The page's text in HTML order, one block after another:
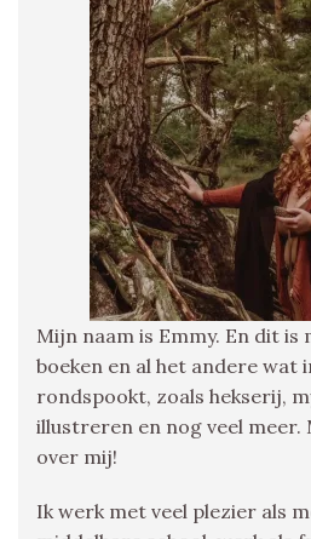
Mijn naam is Emmy. En dit is
boeken en al het andere wat
rondspookt, zoals hekserij,
illustreren en nog veel meer.
over mij!
Ik werk met veel plezier als